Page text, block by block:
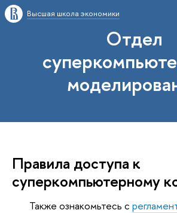
Высшая школа экономики
Отдел
Правила доступа к
суперкомпьютерному
Также ознакомьтесь с